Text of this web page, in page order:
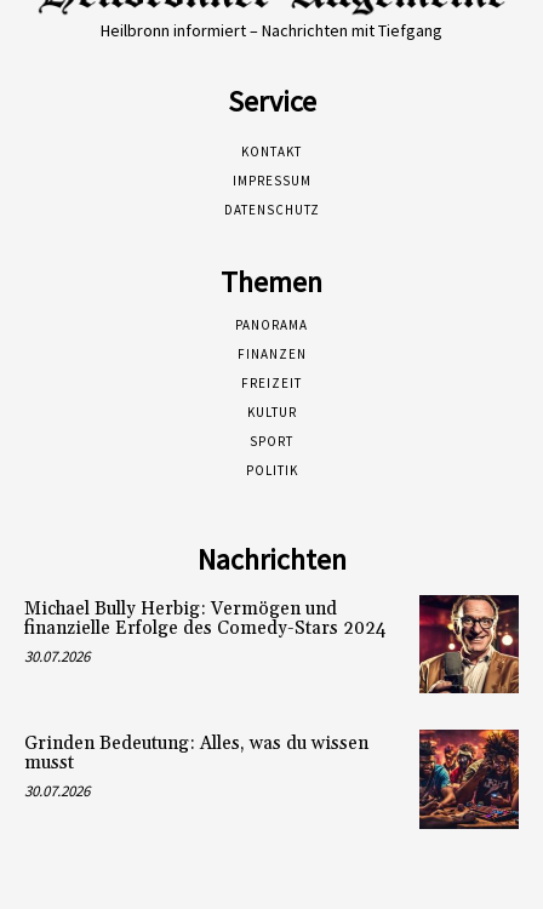
Heilbronn informiert – Nachrichten mit Tiefgang
Service
KONTAKT
IMPRESSUM
DATENSCHUTZ
Themen
PANORAMA
FINANZEN
FREIZEIT
KULTUR
SPORT
POLITIK
Nachrichten
Michael Bully Herbig: Vermögen und
finanzielle Erfolge des Comedy-Stars 2024
30.07.2026
Grinden Bedeutung: Alles, was du wissen
musst
30.07.2026